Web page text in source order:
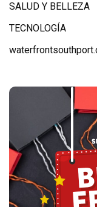
SALUD Y BELLEZA
TECNOLOGÍA